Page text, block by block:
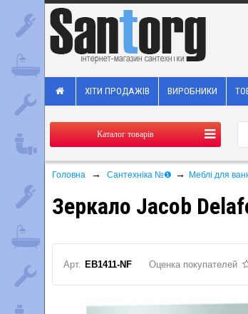
ХІТИ ПРОДАЖІВ ВИРОБНИКИ
Каталог товарів
Головна → Сантехніка №❶ → Меблі для
Зеркало Jacob
Арт. EB1411-NF Оценка покупателей